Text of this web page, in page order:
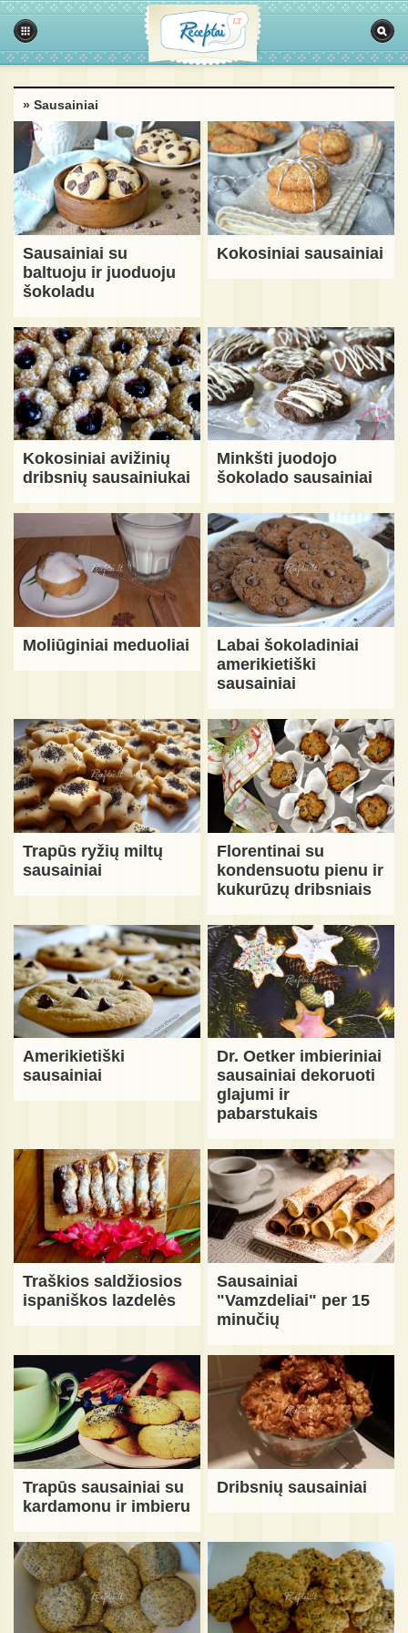
» Sausainiai
Sausainiai su
baltuoju ir juoduoju
šokoladu
Kokosiniai sausainiai
Kokosiniai avižinių
dribsnių sausainiukai
Minkšti juodojo
šokolado sausainiai
Moliūginiai meduoliai
Labai šokoladiniai
amerikietiški
sausainiai
Trapūs ryžių miltų
sausainiai
Florentinai su
kondensuotu pienu ir
kukurūzų dribsniais
Amerikietiški
sausainiai
Dr. Oetker imbieriniai
sausainiai dekoruoti
glajumi ir
pabarstukais
Traškios saldžiosios
ispaniškos lazdelės
Sausainiai
"Vamzdeliai" per 15
minučių
Trapūs sausainiai su
kardamonu ir imbieru
Dribsnių sausainiai